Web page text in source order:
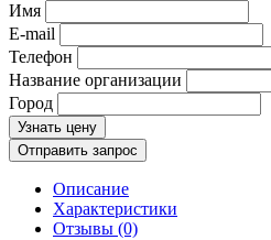
Имя
E-mail
Телефон
Название организации
Город
Узнать цену
Отправить запрос
Описание
Характеристики
Отзывы (0)